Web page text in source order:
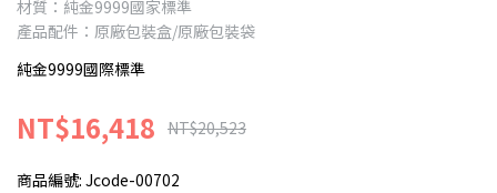
材質：純金9999國家標準
產品配件：原廠包裝盒/原廠包裝袋
純金9999國際標準
NT$16,418 NT$20,523
商品編號: Jcode-00702